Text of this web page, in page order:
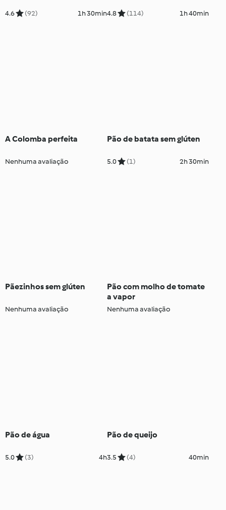
4.6 (92) 1h 30min4.8 (114) 1h 40min
A Colomba perfeita
Nenhuma avaliação
Pão de batata sem glúten
5.0 (1) 2h 30min
Pãezinhos sem glúten
Nenhuma avaliação
Pão com molho de tomate
a vapor
Nenhuma avaliação
Pão de água
5.0 (3) 4h
Pão de queijo
3.5 (4) 40min